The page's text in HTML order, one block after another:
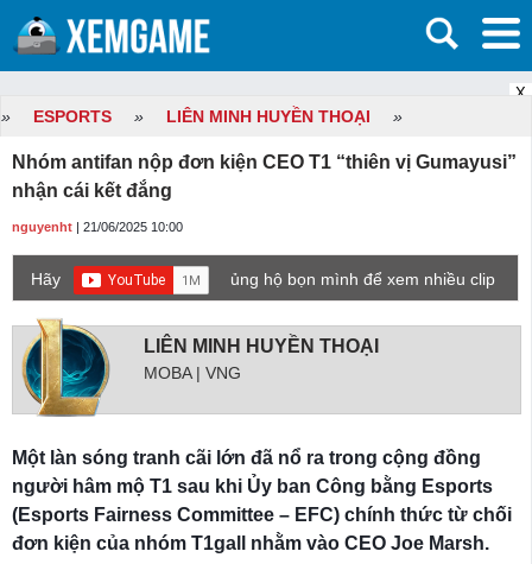
X
» ESPORTS » LIÊN MINH HUYỀN THOẠI »
Nhóm antifan nộp đơn kiện CEO T1 “thiên vị Gumayusi”
nhận cái kết đắng
nguyenht | 21/06/2025 10:00
Hãy
ủng hộ bọn mình để xem nhiều clip
LIÊN MINH HUYỀN THOẠI
MOBA | VNG
Một làn sóng tranh cãi lớn đã nổ ra trong cộng đồng
người hâm mộ T1 sau khi Ủy ban Công bằng Esports
(Esports Fairness Committee – EFC) chính thức từ chối
đơn kiện của nhóm T1gall nhằm vào CEO Joe Marsh.